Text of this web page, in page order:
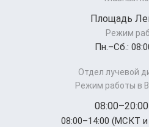
Площадь
Режим
Пн.–Cб.:
Отдел лучевой
Режим работы в
08:00–14:00 (МСКТ